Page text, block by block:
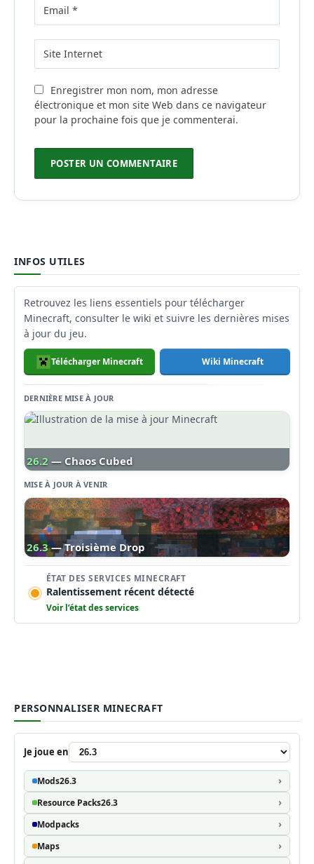
Enregistrer mon nom, mon adresse
électronique et mon site Web dans ce navigateur
pour la prochaine fois que je commenterai.
INFOS UTILES
Retrouvez les liens essentiels pour télécharger
Minecraft, consulter le wiki et suivre les dernières mises
à jour du jeu.
Télécharger Minecraft Wiki Minecraft
DERNIÈRE MISE À JOUR
26.2 — Chaos Cubed
MISE À JOUR À VENIR
26.3 — Troisième Drop
ÉTAT DES SERVICES MINECRAFT
Ralentissement récent détecté
Voir l’état des services
PERSONNALISER MINECRAFT
Je joue en
Mods26.3
Resource Packs26.3
Modpacks
Maps